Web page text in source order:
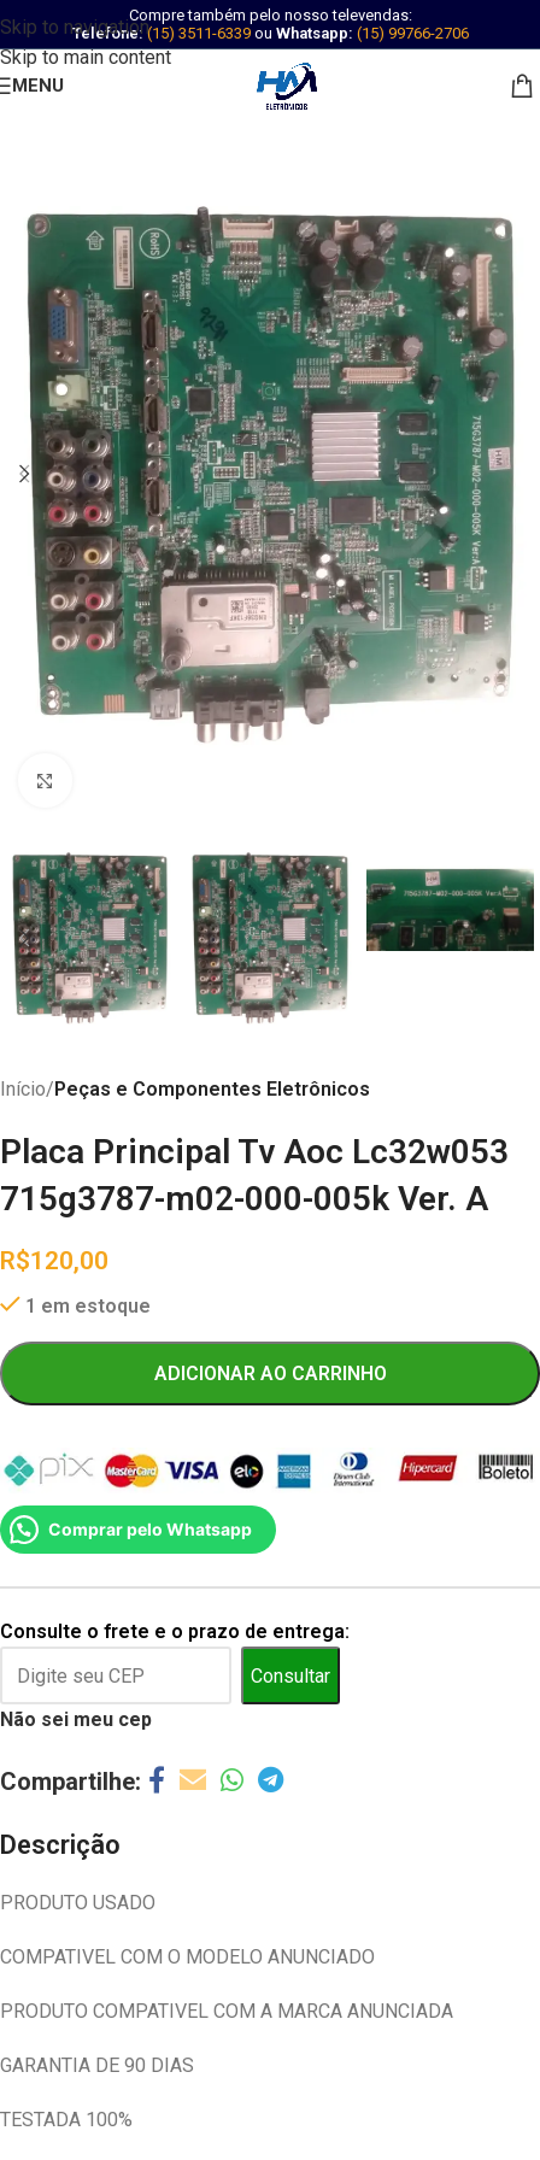
Skip to navigation
Skip to main content
Compre também pelo nosso televendas:
Telefone: (15) 3511-6339ou Whatsapp: (15) 99766-2706
MENU
Início Peças e Componentes Eletrônicos
Placa Principal Tv Aoc Lc32w053
715g3787-m02-000-005k Ver. A
R$120,00
1 em estoque
ADICIONAR AO CARRINHO
Comprar pelo Whatsapp
Consulte o frete e o prazo de entrega:
Consultar
Não sei meu cep
Descrição
PRODUTO USADO
COMPATIVEL COM O MODELO ANUNCIADO
PRODUTO COMPATIVEL COM A MARCA ANUNCIADA
GARANTIA DE 90 DIAS
TESTADA 100%